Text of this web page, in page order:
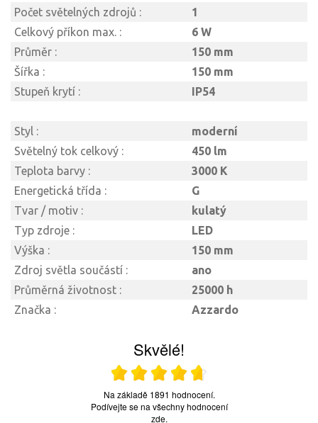
Počet světelných zdrojů :
1
Celkový příkon max. :
6 W
Průměr :
150 mm
Šířka :
150 mm
Stupeň krytí :
IP54
Styl :
moderní
Světelný tok celkový :
450 lm
Teplota barvy :
3000 K
Energetická třída :
G
Tvar / motiv :
kulatý
Typ zdroje :
LED
Výška :
150 mm
Zdroj světla součástí :
ano
Průměrná životnost :
25000 h
Značka :
Azzardo